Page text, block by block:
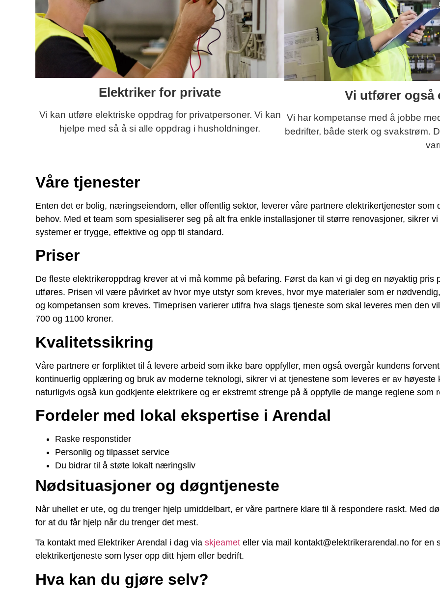
Vi utfører også
Vi har kompetanse med å jobbe
bedrifter, både sterk og svakstrøm.
Elektriker for private
Vi kan utføre elektriske oppdrag for privatpersoner. Vi kan
hjelpe med så å si alle oppdrag i husholdninger.
Våre tjenester
Enten det er bolig, næringseiendom, eller offentlig sektor, leverer våre partnere elektrikertjenester som
behov. Med et team som spesialiserer seg på alt fra enkle installasjoner til større renovasjoner, sikrer
systemer er trygge, effektive og opp til standard.
Priser
De fleste elektrikeroppdrag krever at vi må komme på befaring. Først da kan vi gi deg en nøyaktig pris
utføres. Prisen vil være påvirket av hvor mye utstyr som kreves, hvor mye materialer som er
og kompetansen som kreves. Timeprisen varierer utifra hva slags tjeneste som skal leveres men den
700 og 1100 kroner.
Kvalitetssikring
Våre partnere er forpliktet til å levere arbeid som ikke bare oppfyller, men også overgår kundens
kontinuerlig opplæring og bruk av moderne teknologi, sikrer vi at tjenestene som leveres er av høyeste
naturligvis også kun godkjente elektrikere og er ekstremt strenge på å oppfylle de mange reglene som
Fordeler med lokal ekspertise i Arendal
Raske responstider
Personlig og tilpasset service
Du bidrar til å støte lokalt næringsliv
Nødsituasjoner og døgntjeneste
Når uhellet er ute, og du trenger hjelp umiddelbart, er våre partnere klare til å respondere raskt. Med
for at du får hjelp når du trenger det mest.
Ta kontakt med Elektriker Arendal i dag via skjeamet eller via mail kontakt@elektrikerarendal.no for en
elektrikertjeneste som lyser opp ditt hjem eller bedrift.
Hva kan du gjøre selv?